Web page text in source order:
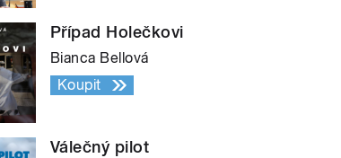
Případ Holečkovi
Bianca Bellová
Koupit
Válečný pilot